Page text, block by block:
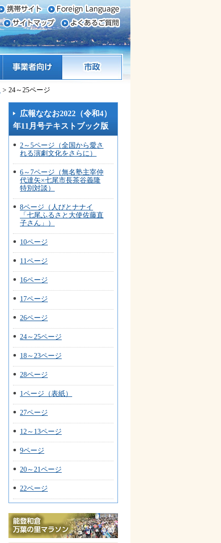
市政
> 24～25ページ
広報ななお2022（令和4）
年11月号テキストブック版
2～5ページ（全国から愛さ
れる演劇文化をさらに）
6～7ページ（無名塾主宰仲
代達矢×七尾市長茶谷義隆
特別対談）
8ページ（人びとナナイ
「七尾ふるさと大使佐藤直
子さん」）
10ページ
11ページ
16ページ
17ページ
26ページ
24～25ページ
18～23ページ
28ページ
1ページ（表紙）
27ページ
12～13ページ
9ページ
20～21ページ
22ページ